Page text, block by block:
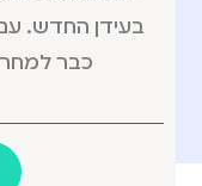
בעידן החדש.
כבר למחר